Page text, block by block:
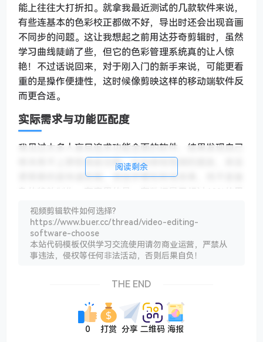
能上往往大打折扣。就拿我最近测试的几款软件来说，
有些连基本的色彩校正都做不好，导出时还会出现音画
不同步的问题。这让我想起之前用达芬奇剪辑时，虽然
学习曲线陡峭了些，但它的色彩管理系统真的让人惊
艳！不过话说回来，对于刚入门的新手来说，可能更看
重的是操作便捷性，这时候像剪映这样的移动端软件反
而更合适。
实际需求与功能匹配度
我见过太多人盲目追求功能全面的软件，结果发现自己
根本用不上那些高级功能。比如做短视频的朋友，其实
更需要的是快速剪辑、添加字幕和转场效果，而不是复
户最终只使用了软件20%的功能。所以啊，与其贪多求
全，不如先想清楚自己最常需要哪些功能，这样选软件
时才能有的放矢。
说到底，选视频剪辑软件就像选工具，合适的才是最好
和精力。毕竟，一个稳定的工作流程，比所谓的“永久
阅读剩余
视频剪辑软件如何选择?
https://www.buer.cc/thread/video-editing-
software-choose
本站代码模板仅供学习交流使用请勿商业运营，严禁从
事违法，侵权等任何非法活动，否则后果自负！
THE END
0 打赏 分享 二维码 海报